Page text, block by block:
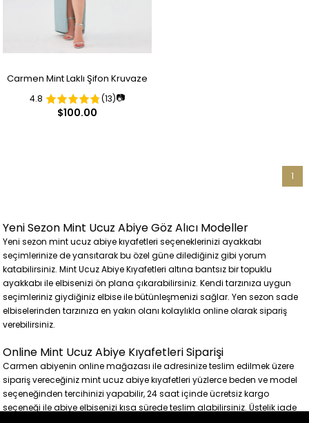
Carmen Mint Laklı Şifon Kruvaze
Yırtmaçlı Abiye Elbise
4.8 (13)📷
$100.00
1
Yeni Sezon Mint Ucuz Abiye Göz Alıcı Modeller
Yeni sezon mint ucuz abiye kıyafetleri seçeneklerinizi ayakkabı
seçimlerinize de yansıtarak bu özel güne dilediğiniz gibi yorum
katabilirsiniz. Mint Ucuz Abiye Kıyafetleri altına bantsız bir topuklu
ayakkabı ile elbisenizi ön plana çıkarabilirsiniz. Kendi tarzınıza uygun
seçimleriniz giydiğiniz elbise ile bütünleşmenizi sağlar. Yen sezon sade
elbiselerinden tarzınıza en yakın olanı kolaylıkla online olarak sipariş
verebilirsiniz.
Online Mint Ucuz Abiye Kıyafetleri Siparişi
Carmen abiyenin online mağazası ile adresinize teslim edilmek üzere
sipariş vereceğiniz mint ucuz abiye kıyafetleri yüzlerce beden ve model
seçeneğinden tercihinizi yapabilir, 24 saat içinde ücretsiz kargo
seçeneği ile abiye elbisenizi kısa sürede teslim alabilirsiniz. Üstelik iade